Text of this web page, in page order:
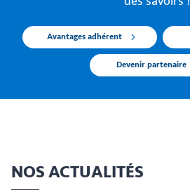
Avantages adhérent
Devenir partenaire
NOS ACTUALITÉS